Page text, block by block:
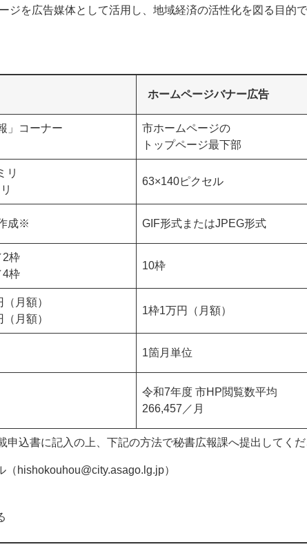
ジを広告媒体として活用し、地域経済の活性化を図る目的
ホームページバナー広告
」コーナー
市ホームページの
トップページ最下部
リ
63×140ピクセル
成※ GIF形式またはJPEG形式
2枠
4枠
10枠
月額）
月額）
1枠1万円（月額）
1箇月単位
令和7年度 市HP閲覧数平均
266,457／月
申込書に記入の上、下記の方法で秘書広報課へ提出してくだ
（hishokouhou@city.asago.lg.jp）